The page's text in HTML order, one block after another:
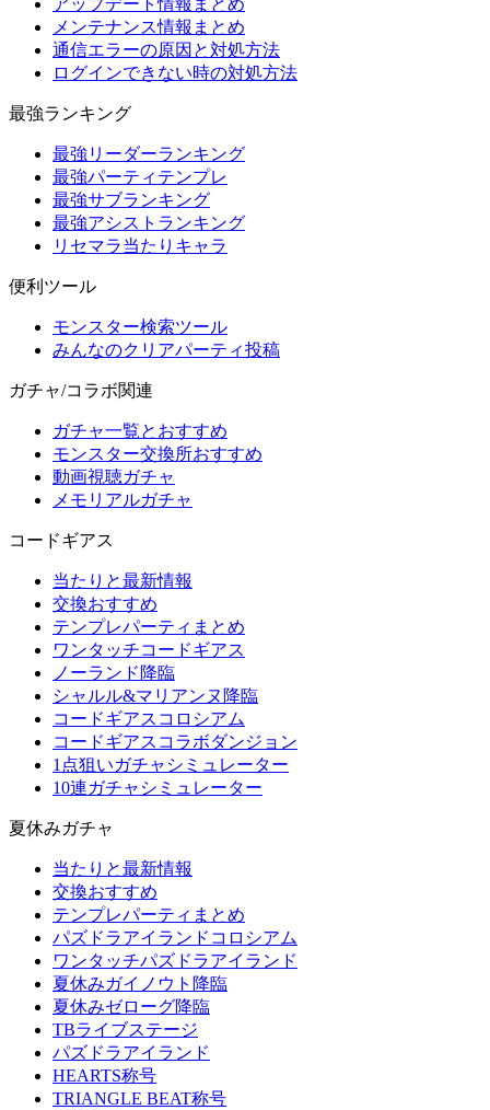
アップデート情報まとめ
メンテナンス情報まとめ
通信エラーの原因と対処方法
ログインできない時の対処方法
最強ランキング
最強リーダーランキング
最強パーティテンプレ
最強サブランキング
最強アシストランキング
リセマラ当たりキャラ
便利ツール
モンスター検索ツール
みんなのクリアパーティ投稿
ガチャ/コラボ関連
ガチャ一覧とおすすめ
モンスター交換所おすすめ
動画視聴ガチャ
メモリアルガチャ
コードギアス
当たりと最新情報
交換おすすめ
テンプレパーティまとめ
ワンタッチコードギアス
ノーランド降臨
シャルル&マリアンヌ降臨
コードギアスコロシアム
コードギアスコラボダンジョン
1点狙いガチャシミュレーター
10連ガチャシミュレーター
夏休みガチャ
当たりと最新情報
交換おすすめ
テンプレパーティまとめ
パズドラアイランドコロシアム
ワンタッチパズドラアイランド
夏休みガイノウト降臨
夏休みゼローグ降臨
TBライブステージ
パズドラアイランド
HEARTS称号
TRIANGLE BEAT称号